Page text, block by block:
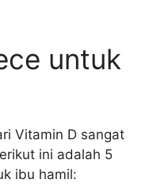
untuk
Vitamin D sangat
ini adalah 5
ibu hamil: